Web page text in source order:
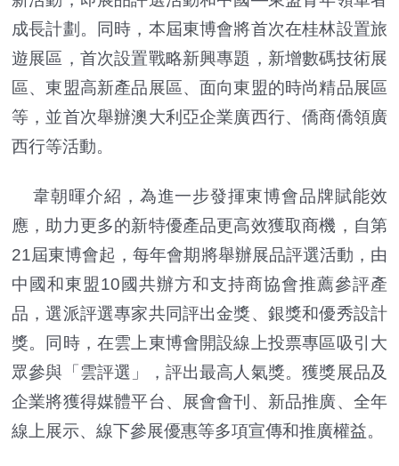
成長計劃。同時，本屆東博會將首次在桂林設置旅
遊展區，首次設置戰略新興專題，新增數碼技術展
區、東盟高新產品展區、面向東盟的時尚精品展區
等，並首次舉辦澳大利亞企業廣西行、僑商僑領廣
西行等活動。
韋朝暉介紹，為進一步發揮東博會品牌賦能效
應，助力更多的新特優產品更高效獲取商機，自第
21屆東博會起，每年會期將舉辦展品評選活動，由
中國和東盟10國共辦方和支持商協會推薦參評產
品，選派評選專家共同評出金獎、銀獎和優秀設計
獎。同時，在雲上東博會開設線上投票專區吸引大
眾參與「雲評選」，評出最高人氣獎。獲獎展品及
企業將獲得媒體平台、展會會刊、新品推廣、全年
線上展示、線下參展優惠等多項宣傳和推廣權益。